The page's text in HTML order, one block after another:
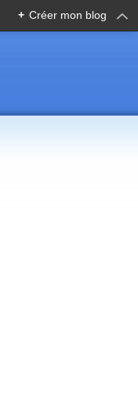
+ Créer mon blog